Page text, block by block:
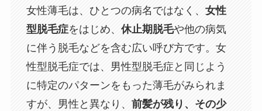
女性薄毛は、ひとつの病名ではなく、 女性
型脱毛症をはじめ、 休止期脱毛や他の病気
に伴う脱毛などを含む広い呼び方です。女
性型脱毛症では、男性型脱毛症と同じよう
に特定のパターンをもった薄毛がみられま
すが、男性と異なり、 前髪が残り、その少